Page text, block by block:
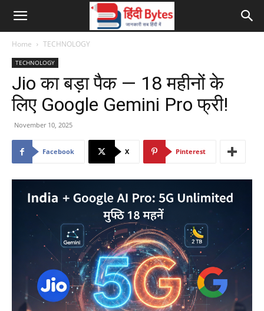
Home TECHNOLOGY
TECHNOLOGY
Jio का बड़ा पैक — 18 महीनों के
लिए Google Gemini Pro फ्री!
November 10, 2025
Facebook X Pinterest